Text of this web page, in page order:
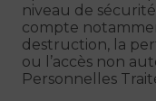
niveau de
compte
destruction, la
ou l’accès non
Personnelles